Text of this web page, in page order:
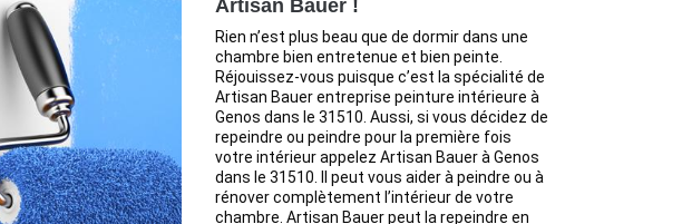
Artisan Bauer !
Rien n’est plus beau que de dormir dans une
chambre bien entretenue et bien peinte.
Réjouissez-vous puisque c’est la spécialité de
Artisan Bauer entreprise peinture intérieure à
Genos dans le 31510. Aussi, si vous décidez de
repeindre ou peindre pour la première fois
votre intérieur appelez Artisan Bauer à Genos
dans le 31510. Il peut vous aider à peindre ou à
rénover complètement l’intérieur de votre
chambre. Artisan Bauer peut la repeindre en